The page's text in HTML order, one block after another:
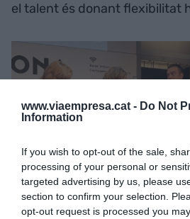
www.viaempresa.cat - Do Not
Information
If you wish to opt-out of the sale,
processing of your personal or
targeted advertising by us, please
section to confirm your selection.
opt-out request is processed you
el talent és donant flexibilitat